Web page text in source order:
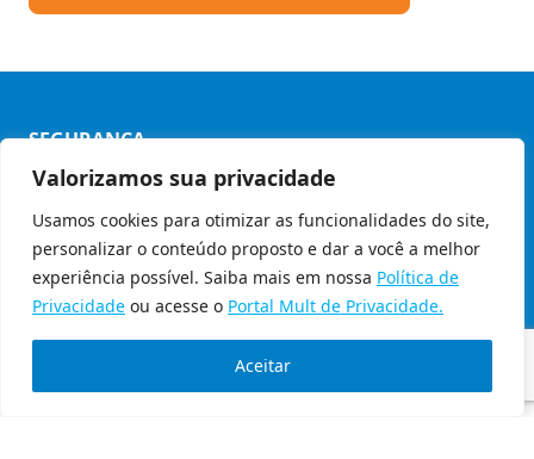
Valorizamos sua privacidade
Usamos cookies para otimizar as funcionalidades do site,
personalizar o conteúdo proposto e dar a você a melhor
experiência possível. Saiba mais em nossa Política de
Privacidade ou acesse o Portal Mult de Privacidade.
Aceitar
SEGURANÇA
Política de Privacidade
Código de Ética
© Copyright 2026 - Grupo Mult